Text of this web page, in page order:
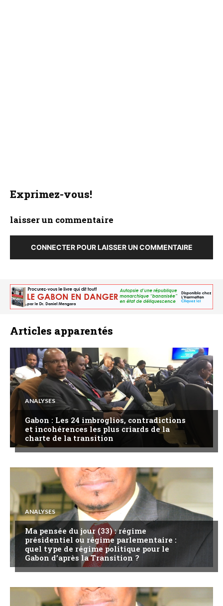
Exprimez-vous!
laisser un commentaire
CONNECTER POUR LAISSER UN COMMENTAIRE
Articles apparentés
ANALYSES
Gabon : Les 24 imbroglios, contradictions
et incohérences les plus criards de la
charte de la transition
ANALYSES
Ma pensée du jour (33) : régime
présidentiel ou régime parlementaire :
quel type de régime politique pour le
Gabon d’après la Transition ?